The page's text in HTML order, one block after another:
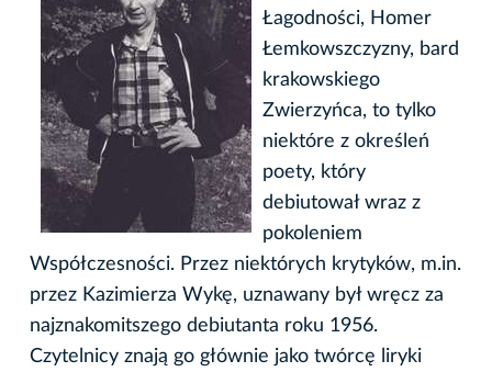
Łagodności, Homer
Łemkowszczyzny, bard
krakowskiego
Zwierzyńca, to tylko
niektóre z określeń
poety, który
debiutował wraz z
pokoleniem
Współczesności. Przez niektórych krytyków, m.in.
przez Kazimierza Wykę, uznawany był wręcz za
najznakomitszego debiutanta roku 1956.
Czytelnicy znają go głównie jako twórcę liryki